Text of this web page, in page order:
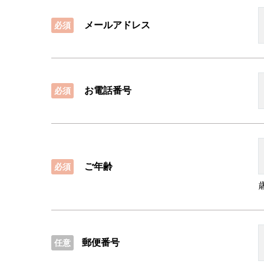
・ご提出いただいた履歴書、職務経歴書等の
・応募書類は厳重に管理し、採用に至らなか
・応募書類は返却いたしませんので、あらか
会社名：COLORS株式会社
必須 メールアドレス
必須 お電話番号
必須 ご年齢
任意 郵便番号